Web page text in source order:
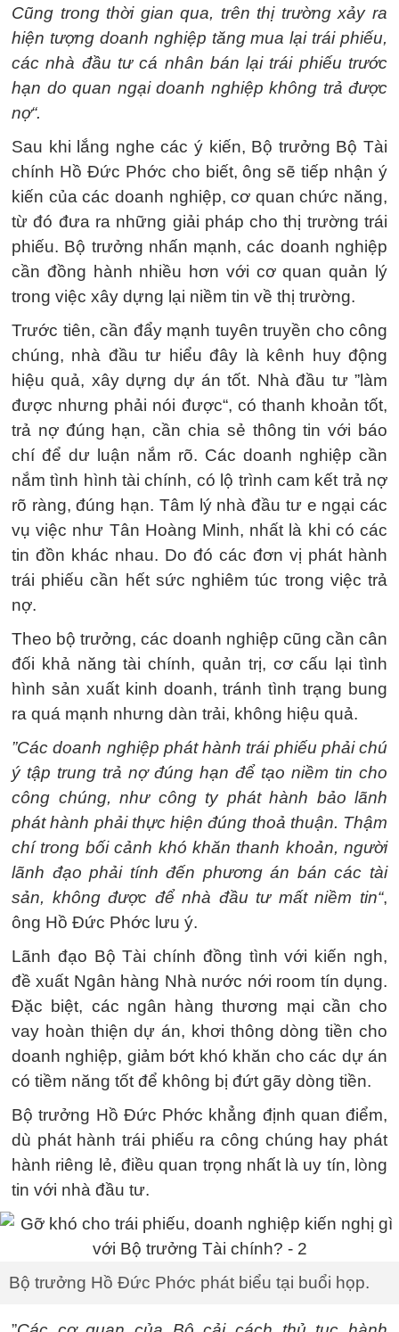
Cũng trong thời gian qua, trên thị trường xảy ra
hiện tượng doanh nghiệp tăng mua lại trái phiếu,
các nhà đầu tư cá nhân bán lại trái phiếu trước
hạn do quan ngại doanh nghiệp không trả được
nợ“.
Sau khi lắng nghe các ý kiến, Bộ trưởng Bộ Tài
chính Hồ Đức Phớc cho biết, ông sẽ tiếp nhận ý
kiến của các doanh nghiệp, cơ quan chức năng,
từ đó đưa ra những giải pháp cho thị trường trái
phiếu. Bộ trưởng nhấn mạnh, các doanh nghiệp
cần đồng hành nhiều hơn với cơ quan quản lý
trong việc xây dựng lại niềm tin về thị trường.
Trước tiên, cần đẩy mạnh tuyên truyền cho công
chúng, nhà đầu tư hiểu đây là kênh huy động
hiệu quả, xây dựng dự án tốt. Nhà đầu tư ”làm
được nhưng phải nói được“, có thanh khoản tốt,
trả nợ đúng hạn, cần chia sẻ thông tin với báo
chí để dư luận nắm rõ. Các doanh nghiệp cần
nắm tình hình tài chính, có lộ trình cam kết trả nợ
rõ ràng, đúng hạn. Tâm lý nhà đầu tư e ngại các
vụ việc như Tân Hoàng Minh, nhất là khi có các
tin đồn khác nhau. Do đó các đơn vị phát hành
trái phiếu cần hết sức nghiêm túc trong việc trả
nợ.
Theo bộ trưởng, các doanh nghiệp cũng cần cân
đối khả năng tài chính, quản trị, cơ cấu lại tình
hình sản xuất kinh doanh, tránh tình trạng bung
ra quá mạnh nhưng dàn trải, không hiệu quả.
”Các doanh nghiệp phát hành trái phiếu phải chú
ý tập trung trả nợ đúng hạn để tạo niềm tin cho
công chúng, như công ty phát hành bảo lãnh
phát hành phải thực hiện đúng thoả thuận. Thậm
chí trong bối cảnh khó khăn thanh khoản, người
lãnh đạo phải tính đến phương án bán các tài
sản, không được để nhà đầu tư mất niềm tin“,
ông Hồ Đức Phớc lưu ý.
Lãnh đạo Bộ Tài chính đồng tình với kiến ngh,
đề xuất Ngân hàng Nhà nước nới room tín dụng.
Đặc biệt, các ngân hàng thương mại cần cho
vay hoàn thiện dự án, khơi thông dòng tiền cho
doanh nghiệp, giảm bớt khó khăn cho các dự án
có tiềm năng tốt để không bị đứt gãy dòng tiền.
Bộ trưởng Hồ Đức Phớc khẳng định quan điểm,
dù phát hành trái phiếu ra công chúng hay phát
hành riêng lẻ, điều quan trọng nhất là uy tín, lòng
tin với nhà đầu tư.
Bộ trưởng Hồ Đức Phớc phát biểu tại buổi họp.